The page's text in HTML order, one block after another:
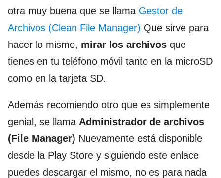
otra muy buena que se llama Gestor de
Archivos (Clean File Manager) Que sirve para
hacer lo mismo, mirar los archivos que
tienes en tu teléfono móvil tanto en la microSD
como en la tarjeta SD.
Además recomiendo otro que es simplemente
genial, se llama Administrador de archivos
(File Manager) Nuevamente está disponible
desde la Play Store y siguiendo este enlace
puedes descargar el mismo, no es para nada